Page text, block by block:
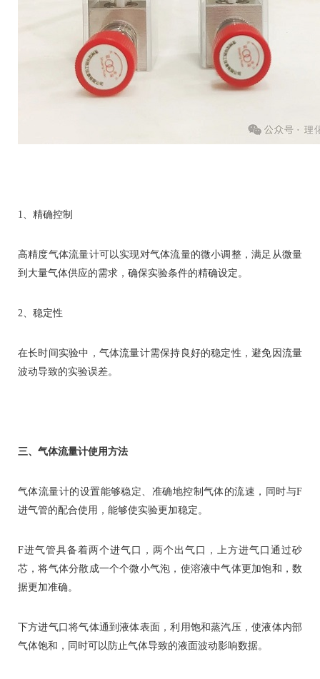
1、精确控制
高精度气体流量计可以实现对气体流量的微小调整，满足从微量
到大量气体供应的需求，确保实验条件的精确设定。
2、稳定性
在长时间实验中，气体流量计需保持良好的稳定性，避免因流量
波动导致的实验误差。
三、气体流量计使用方法
气体流量计的设置能够稳定、准确地控制气体的流速，同时与F
进气管的配合使用，能够使实验更加稳定。
F进气管具备着两个进气口，两个出气口，上方进气口通过砂
芯，将气体分散成一个个微小气泡，使溶液中气体更加饱和，数
据更加准确。
下方进气口将气体通到液体表面，利用饱和蒸汽压，使液体内部
气体饱和，同时可以防止气体导致的液面波动影响数据。